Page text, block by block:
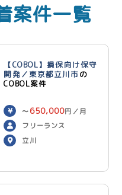
案件一覧
【COBOL】損保向け保守
開発／東京都立川市の
COBOL案件
〜 650,000円／月
フリーランス
立川